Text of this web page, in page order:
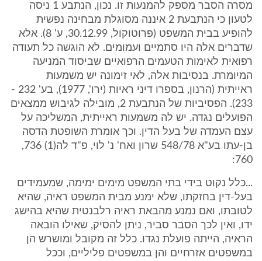
מסרה הסבר מספק להמנעות זו. נכון, הנתבע 1 ניסה
לטעון כי הנתבעת 2 איננה מסוגלת מבחינה נפשית
להופיע בבית המשפט (פרוטוקול, 30.12.99, ע' 8). אלא
שדברים אלה היו סתמיים ועמומים. לא הוגשה כל תעודה
רפואית לאימות הטעמים הרפואיים שביסוד המניעה
המיומרת. בנסיבות אלה, לאי זימונה יש משמעות
ראייתית (הרנון, בספרו דיני ראיות (ירו', 1977), בע' 232 -
233). הפסיביות של הנתבעת 2, מובילה לגיבוש ממצאים
הפועלים נגדה. יש לה משמעות ראייתית, המשליכה על
עצם העמדה של בעל הדין. וכך אומרת השופטת הדסה
בן-עתו בע"א 548/78 שרון ואח' נ' לוי, פ"ד לה(1) 736,
760:
...כלל נקוט בידי בתי המשפט מימים ימימה, שמעמידים
בעל-דין בחזקתו, שלא ימנע מבית המשפט ראיה, שהיא
לטובתו, ואם נמנע מהבאת ראיה רלבנטית שהיא בהישג
ידו, ואין לכך הסבר סביר, ניתן להסיק, שאילו הובאה
הראיה, הייתה פועלת נגדו. כלל זה מקובל ומושרש הן
במשפטים אזרחיים והן במשפטים פליליים, וככל